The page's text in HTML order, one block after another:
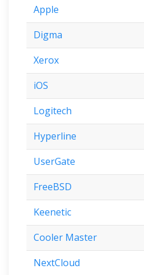
Apple
Digma
Xerox
iOS
Logitech
Hyperline
UserGate
FreeBSD
Keenetic
Cooler Master
NextCloud